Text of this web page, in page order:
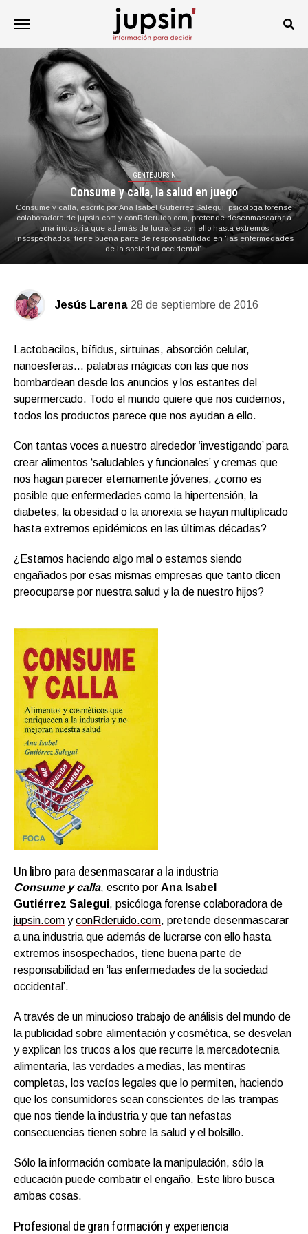
GENTE JUPSIN
Consume y calla, la salud en juego
Consume y calla, escrito por Ana Isabel Gutiérrez Salegui, psicóloga forense
colaboradora de jupsin.com y conRderuido.com, pretende desenmascarar a
una industria que además de lucrarse con ello hasta extremos
insospechados, tiene buena parte de responsabilidad en ‘las enfermedades
de la sociedad occidental’.
Jesús Larena 28 de septiembre de 2016
Lactobacilos, bífidus, sirtuinas, absorción celular,
nanoesferas… palabras mágicas con las que nos
bombardean desde los anuncios y los estantes del
supermercado. Todo el mundo quiere que nos cuidemos,
todos los productos parece que nos ayudan a ello.
Con tantas voces a nuestro alrededor ‘investigando’ para
crear alimentos ‘saludables y funcionales’ y cremas que
nos hagan parecer eternamente jóvenes, ¿como es
posible que enfermedades como la hipertensión, la
diabetes, la obesidad o la anorexia se hayan multiplicado
hasta extremos epidémicos en las últimas décadas?
¿Estamos haciendo algo mal o estamos siendo
engañados por esas mismas empresas que tanto dicen
preocuparse por nuestra salud y la de nuestro hijos?
Un libro para desenmascarar a la industria
Consume y calla, escrito por Ana Isabel
Gutiérrez Salegui, psicóloga forense colaboradora de
jupsin.com yconRderuido.com, pretende desenmascarar
a una industria que además de lucrarse con ello hasta
extremos insospechados, tiene buena parte de
responsabilidad en ‘las enfermedades de la sociedad
occidental’.
A través de un minucioso trabajo de análisis del mundo de
la publicidad sobre alimentación y cosmética, se desvelan
y explican los trucos a los que recurre la mercadotecnia
alimentaria, las verdades a medias, las mentiras
completas, los vacíos legales que lo permiten, haciendo
que los consumidores sean conscientes de las trampas
que nos tiende la industria y que tan nefastas
consecuencias tienen sobre la salud y el bolsillo.
Sólo la información combate la manipulación, sólo la
educación puede combatir el engaño. Este libro busca
ambas cosas.
Profesional de gran formación y experiencia